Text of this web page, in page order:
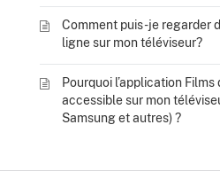
Comment puis-je regarder
ligne sur mon téléviseur?
Pourquoi l’application Films
accessible sur mon
Samsung et autres) ?